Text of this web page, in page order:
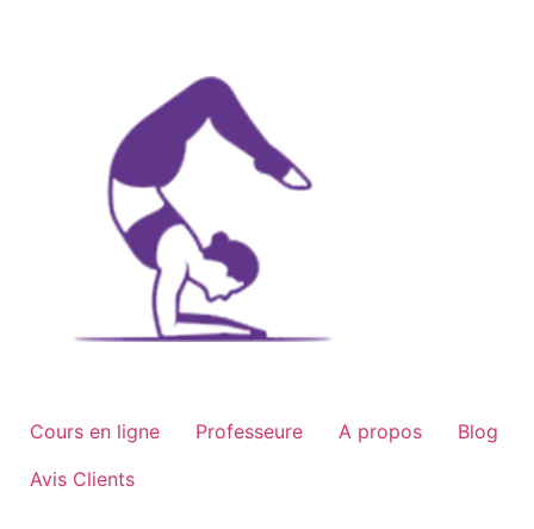
Cours en ligne Professeure A propos
Blog
Avis Clients